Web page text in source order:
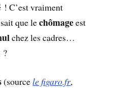
! C’est vraiment
que lechômageest
chez les cadres…
?
(sourcele figaro.fr,